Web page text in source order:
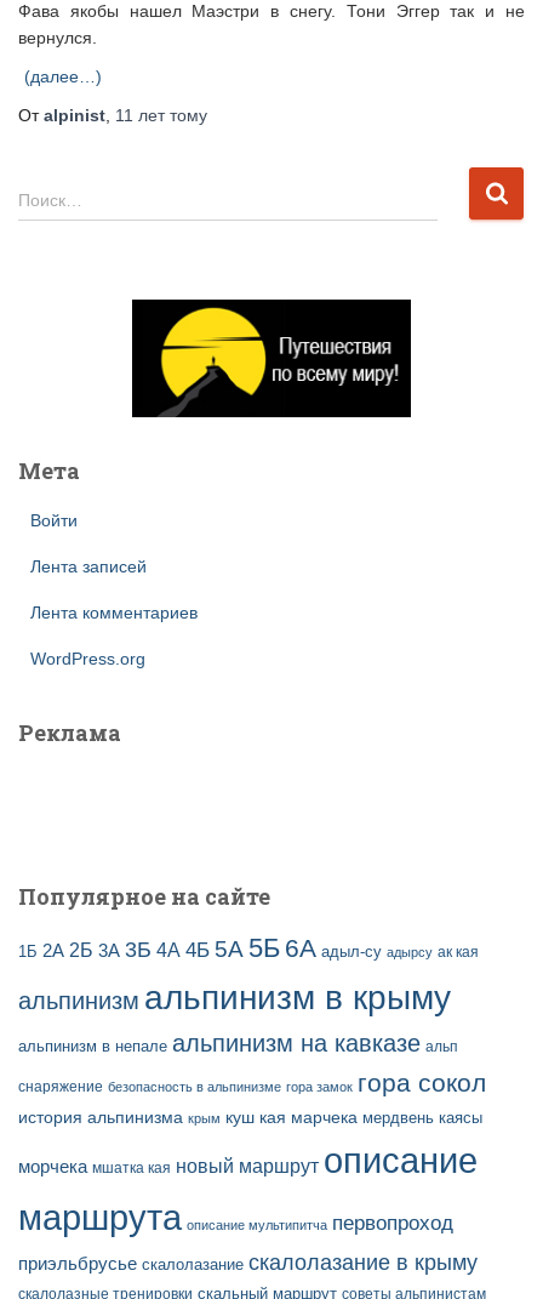
Фава якобы нашел Маэстри в снегу. Тони Эггер так и не
вернулся.
(далее…)
Отalpinist 11 леттому
Н
а
Поиск…
Мета
Войти
Лента записей
Лента комментариев
WordPress.org
Реклама
Популярное на сайте
1Б 2А 2Б 3А 3Б 4А 4Б 5А 5Б 6А адыл-су адырсу ак кая
альпинизм альпинизм в крыму
альпинизм в непале альпинизм на кавказе альп
снаряжение безопасность в альпинизме гора замок гора сокол
история альпинизма крым куш кая марчека мердвень каясы
морчека мшатка кая новый маршрут описание
маршрута описание мультипитча первопроход
приэльбрусье скалолазание скалолазание в крыму
скалолазные тренировки скальный маршрут советы альпинистам